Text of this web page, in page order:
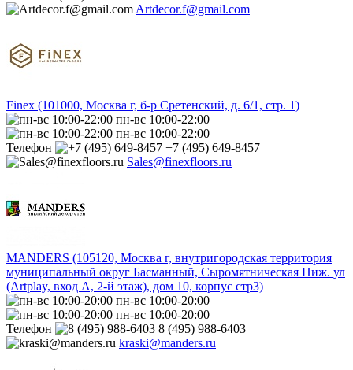
Artdecor.f@gmail.com
Finex (101000, Москва г, б-р Сретенский, д. 6/1, стр. 1)
пн-вс 10:00-22:00
пн-вс 10:00-22:00
Телефон
+7 (495) 649-8457
Sales@finexfloors.ru
MANDERS (105120, Москва г, внутригородская территория
муниципальный округ Басманный, Сыромятническая Ниж. ул
(Artplay, вход А, 2-й этаж), дом 10, корпус стр3)
пн-вс 10:00-20:00
пн-вс 10:00-20:00
Телефон
8 (495) 988-6403
kraski@manders.ru